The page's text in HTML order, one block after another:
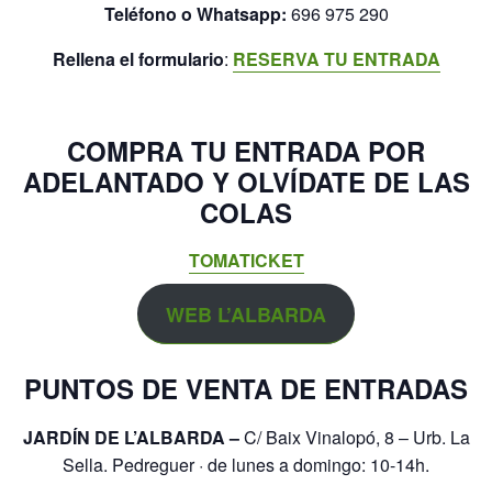
Teléfono o Whatsapp: 696 975 290
Rellena el formulario: RESERVA TU ENTRADA
COMPRA TU ENTRADA POR
ADELANTADO Y OLVÍDATE DE LAS
COLAS
TOMATICKET
WEB L’ALBARDA
PUNTOS DE VENTA DE ENTRADAS
JARDÍN DE L’ALBARDA –C/ Baix Vinalopó, 8 – Urb. La
Sella. Pedreguer · de lunes a domingo: 10-14h.